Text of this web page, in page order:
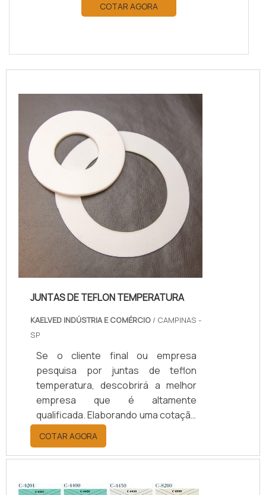
COTAR AGORA
JUNTAS DE TEFLON TEMPERATURA
KAELVED INDÚSTRIA E COMÉRCIO / CAMPINAS -
SP
Se o cliente final ou empresa
pesquisa por juntas de teflon
temperatura, descobrirá a melhor
empresa que é altamente
qualificada. Elaborando uma cotação
por meio da plataforma e
descobrindo a melhor referência do
mercado.Sim, aqui é o lugar certo!
temperatura, com os colaboradores
COTAR AGORA